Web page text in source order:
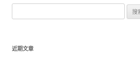
索
近期文章